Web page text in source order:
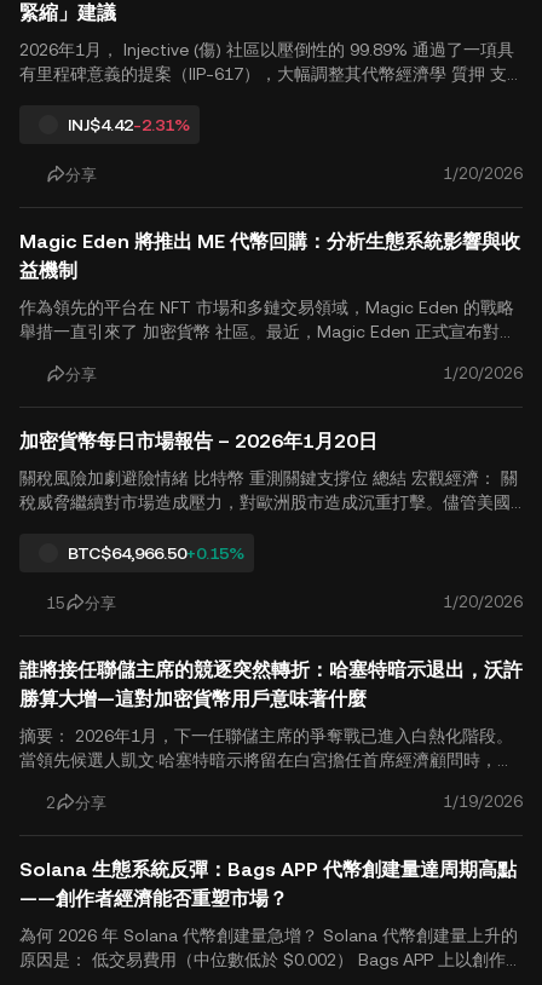
緊縮」建議
2026年1月， Injective (傷) 社區以壓倒性的 99.89% 通過了一項具
有里程碑意義的提案（IIP-617），大幅調整其代幣經濟學 質押 支
進入高度通縮階段。 對加密貨幣用戶而言，了解背後的邏輯 調整 IN
發展至關重要。本文對此次升級的核心內容、潛在優勢及市場風險
制。具體而言，調整涵蓋兩個層面： 減少 新代幣 發行：.
INJ$4.42-2.31%
分享 1/20/2026
Magic Eden 將推出 ME 代幣回購：分析生態系統影響與收
益機制
作為領先的平台在 NFT 市場和多鏈交易領域，Magic Eden 的戰略
舉措一直引來了 加密貨幣 社區。最近，Magic Eden 正式宣布對其
的15%分配給$ME$代幣生態系統。 此舉標誌著Magic Eden試圖通
過收入回流機制，更深入地將平台增長與代幣價值掛鉤。然而，隨
著具體數據公開，社區內出現了各種觀點。以下將從中立的產業觀
點對此發展進行深入報導與分析。 新收入分配政策：買回與的二重
奏 質押 根據 Magic Eden 發佈的新政策，15% 的收入分配將以
「五五分」的方式進行分配： 50% 用於市場買回這些資金將.
分享 1/20/2026
加密貨幣每日市場報告 – 2026年1月20日
關稅風險加劇避險情緒 比特幣 重測關鍵支撐位 總結 宏觀經濟： 關
稅威脅繼續對市場造成壓力，對歐洲股市造成沉重打擊。儘管美國
速流入避險商品，金屬類商品全面反彈，黃金和白銀延續漲勢，創
連續第五個交易日下跌，重新測試92,000美元附近的關鍵支撐位。
普遍隨大市同步回落，凸顯結構性弱勢持續存在。 項目更新 熱門代
幣： DUSK，STRK，ROSE..
BTC$64,966.50+0.15%
15 分享 1/20/2026
誰將接任聯儲主席的競逐突然轉折：哈塞特暗示退出，沃許
勝算大增—這對加密貨幣用戶意味著什麼
摘要： 2026年1月，下一任聯儲主席的爭奪戰已進入白熱化階段。
當領先候選人凱文·哈塞特暗示將留在白宮擔任首席經濟顧問時，預
對於 加密貨幣 用戶，這種權力的轉移不僅僅是關於利率；它可能根
本性地重塑宏觀流動性以及數位資產的監管環境。 隨著傑羅姆·鮑威
爾的聯邦儲備委員會主席任期接近於 2026 年 5 月的結束，全球金
融市場密切關注他繼任者的所有動態。這週，這場被稱為「凱文大
戰」的競逐出現了戲劇性的轉折。原本被視為最大熱門的凱文·哈塞
特表示，他可能留在目前擔任國家經濟委員會主任的職位上。 根據
這些評論，來自平台的數據，例如 Polym.
2 分享 1/19/2026
Solana 生態系統反彈：Bags APP 代幣創建量達周期高點
——創作者經濟能否重塑市場？
為何 2026 年 Solana 代幣創建量急增？ Solana 代幣創建量上升的
原因是： 低交易費用（中位數低於 $0.002） Bags APP 上以創作者